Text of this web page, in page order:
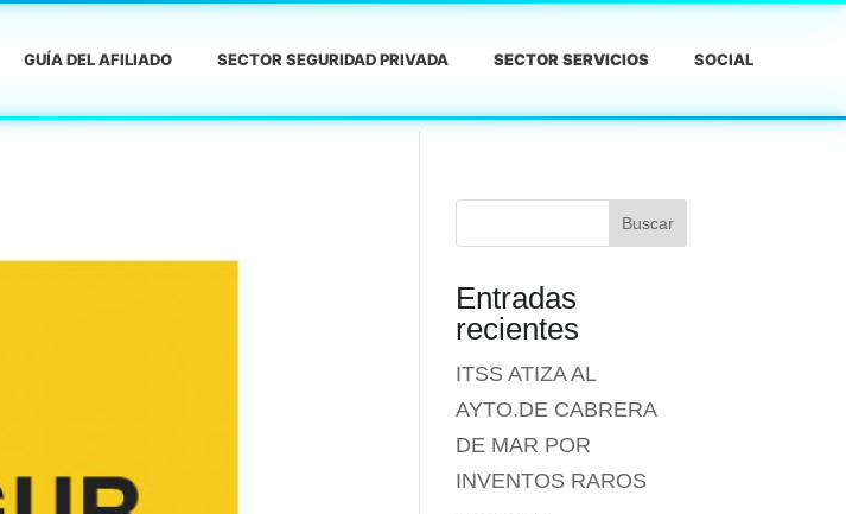
GUÍA DEL AFILIADO SECTOR SEGURIDAD PRIVADA SECTOR SERVICIOS SOCIAL
Buscar
Entradas
recientes
ITSS ATIZA AL
AYTO.DE CABRERA
DE MAR POR
INVENTOS RAROS